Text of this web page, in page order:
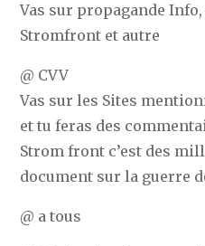
Vas sur propagande
Stromfront et autre
@ CVV
Vas sur les Sites
et tu feras des
Strom front c’est des
document sur la guerre
@ a tous